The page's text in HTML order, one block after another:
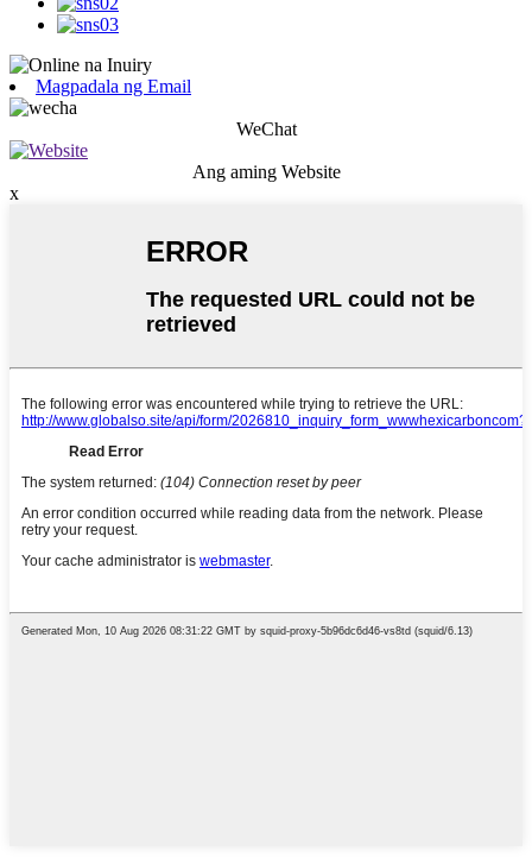
Magpadala ng Email
WeChat
Ang aming Website
x